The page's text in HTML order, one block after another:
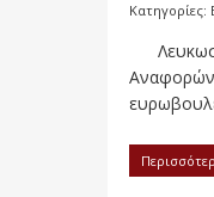
Κατηγορίες:
Αναφορών